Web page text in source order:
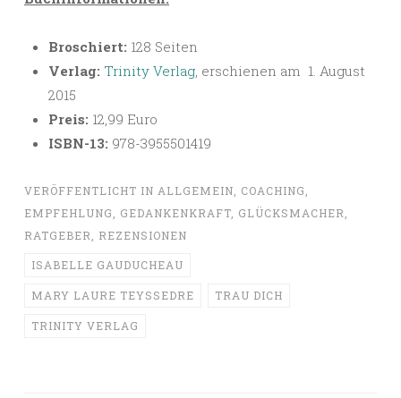
Broschiert: 128 Seiten
Verlag: Trinity Verlag, erschienen am 1. August
2015
Preis: 12,99 Euro
ISBN-13: 978-3955501419
VERÖFFENTLICHT IN ALLGEMEIN COACHING
EMPFEHLUNG
GEDANKENKRAFT GLÜCKSMACHER
RATGEBER
REZENSIONEN
ISABELLE GAUDUCHEAU
MARY LAURE TEYSSEDRE TRAU DICH
TRINITY VERLAG